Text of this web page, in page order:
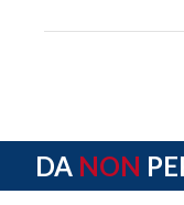
DA NON